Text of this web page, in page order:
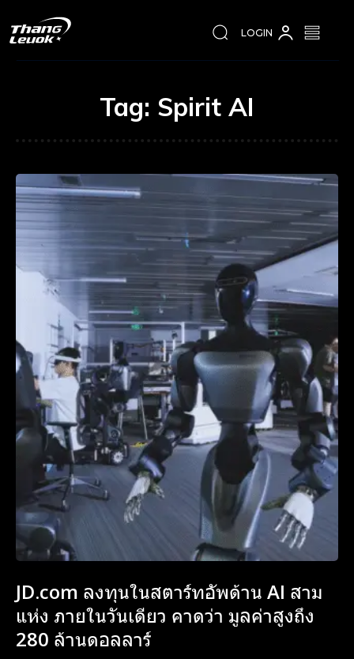
LOGIN
Tag: Spirit AI
JD.com ลงทุนในสตาร์ทอัพด้าน AI สาม
แห่ง ภายในวันเดียว คาดว่า มูลค่าสูงถึง
280 ล้านดอลลาร์